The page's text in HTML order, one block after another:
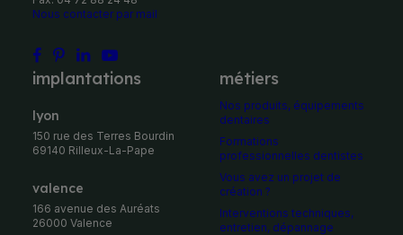
Nous contacter par mail
implantations
Lyon
150 rue des Terres Bourdin
69140 Rilleux-La-Pape
Valence
166 avenue des Auréats
26000 Valence
métiers
Nos produits, équipements
dentaires
Formations
professionnelles dentistes
Vous avez un projet de
création ?
Interventions techniques,
entretien, dépannage